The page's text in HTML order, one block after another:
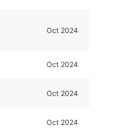
Oct 2024
Oct 2024
Oct 2024
Oct 2024